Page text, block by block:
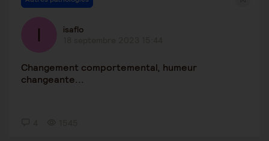
isaflo
Changement comportemental, humeur
changeante...